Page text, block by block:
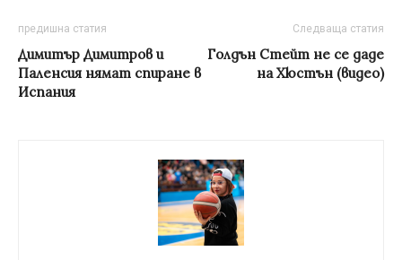
предишна статия
Димитър Димитров и
Паленсия нямат спиране в
Испания
Следваща статия
Голдън Стейт не се даде
на Хюстън (видео)